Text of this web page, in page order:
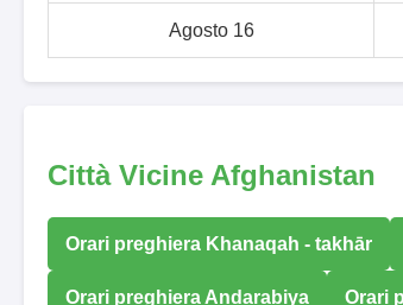
Agosto 16
Città Vicine Afghanistan
Orari preghiera Khanaqah - takhār
Orari preghiera Andarabiya Orari